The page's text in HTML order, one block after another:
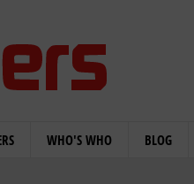
WHO'S WHO BLOG